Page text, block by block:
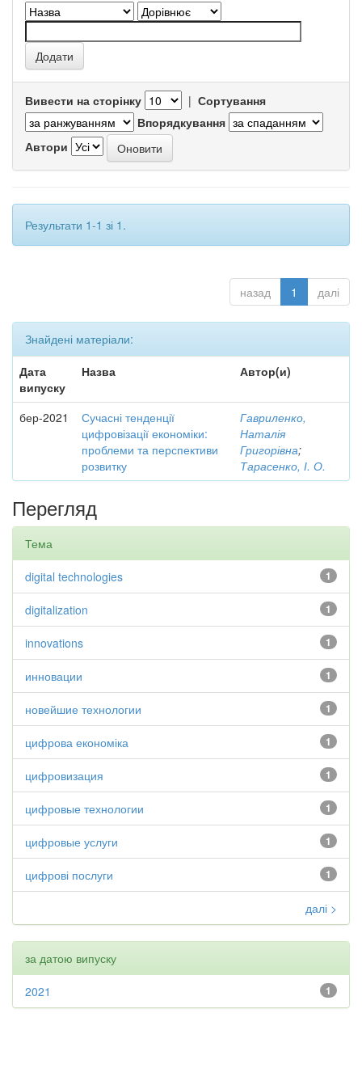
Вивести на сторінку | Сортування
Впорядкування
Автори
Результати 1-1 зі 1.
назад 1 далі
Знайдені матеріали:
Дата
випуску
Назва Автор(и)
бер-2021
Сучасні тенденції
цифровізації економіки:
проблеми та перспективи
розвитку
Гавриленко,
Наталія
Григорівна;
Тарасенко, І. О.
Перегляд
Тема
1
digital technologies
1
digitalization
1
innovations
1
инновации
1
новейшие технологии
1
цифрова економіка
1
цифровизация
1
цифровые технологии
1
цифровые услуги
1
цифрові послуги
далі >
за датою випуску
1
2021